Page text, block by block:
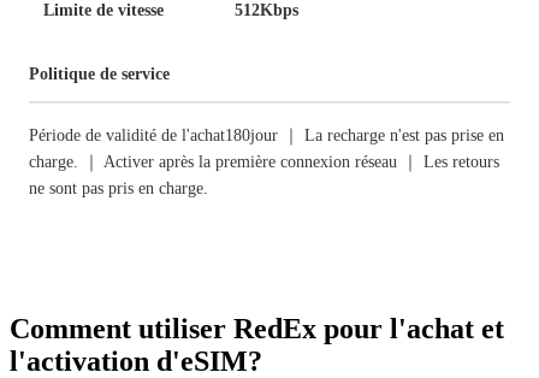
Limite de vitesse
512Kbps
Politique de service
Période de validité de l'achat180jour ｜ La recharge n'est pas prise en
charge. ｜ Activer après la première connexion réseau ｜ Les retours
ne sont pas pris en charge.
Comment utiliser RedEx pour l'achat et
l'activation d'eSIM?